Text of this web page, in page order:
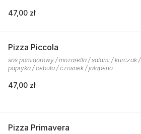
47,00 zł
Pizza Piccola
sos pomidorowy / mozarella / salami / kurczak /
papryka / cebula / czosnek / jalapeno
47,00 zł
Pizza Primavera